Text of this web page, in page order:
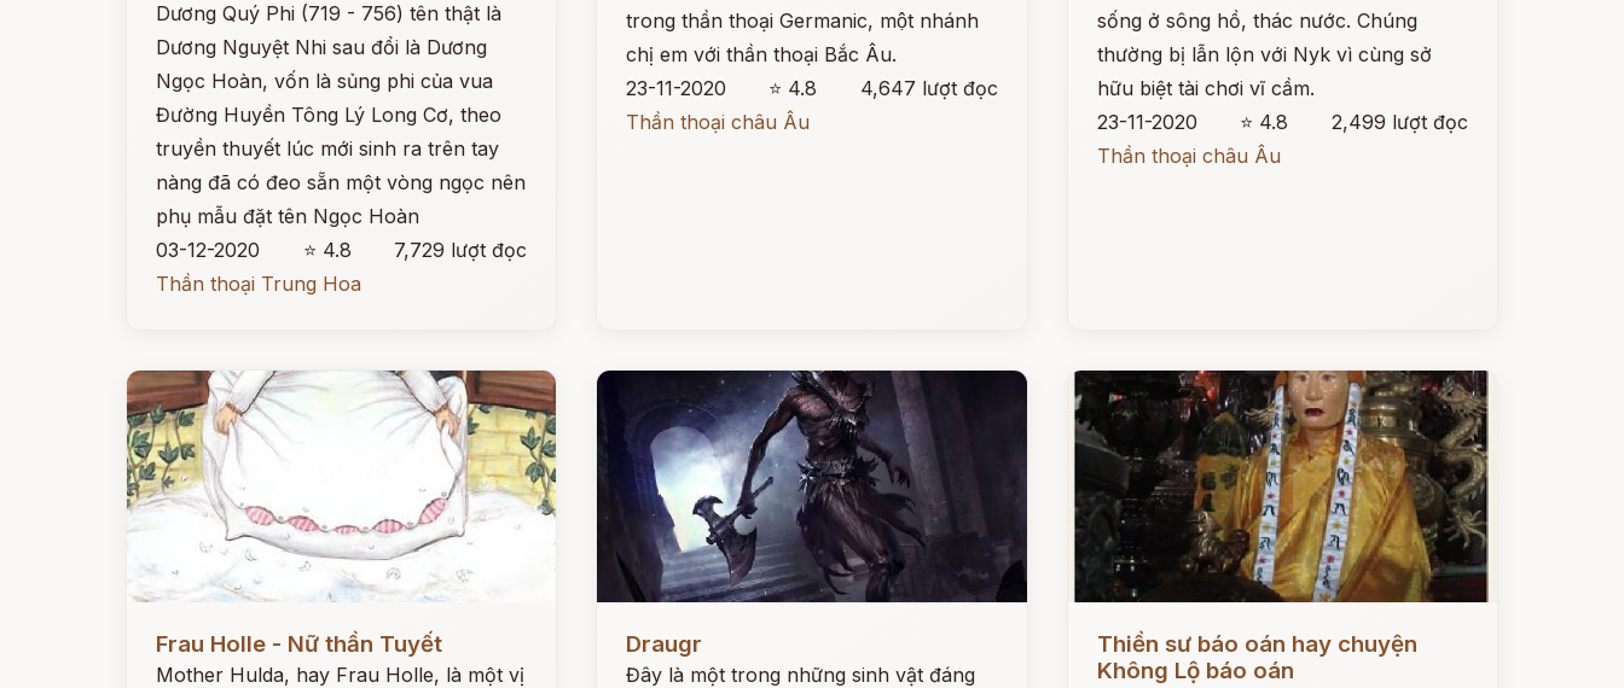
Dương Quý Phi (719 - 756) tên thật là
Dương Nguyệt Nhi sau đổi là Dương
Ngọc Hoàn, vốn là sủng phi của vua
Đường Huyền Tông Lý Long Cơ, theo
truyền thuyết lúc mới sinh ra trên tay
nàng đã có đeo sẵn một vòng ngọc nên
phụ mẫu đặt tên Ngọc Hoàn
03-12-2020
⭐ 4.8
7,729 lượt đọc
Thần thoại Trung Hoa
trong thần thoại Germanic, một nhánh
chị em với thần thoại Bắc Âu.
23-11-2020
⭐ 4.8
4,647 lượt đọc
Thần thoại châu Âu
sống ở sông hồ, thác nước. Chúng
thường bị lẫn lộn với Nyk vì cùng sở
hữu biệt tài chơi vĩ cầm.
23-11-2020
⭐ 4.8
2,499 lượt đọc
Thần thoại châu Âu
Frau Holle - Nữ thần Tuyết
Mother Hulda, hay Frau Holle, là một vị
Draugr
Đây là một trong những sinh vật đáng
Đọc ngay
Thiền sư báo oán hay chuyện
Không Lộ báo oán